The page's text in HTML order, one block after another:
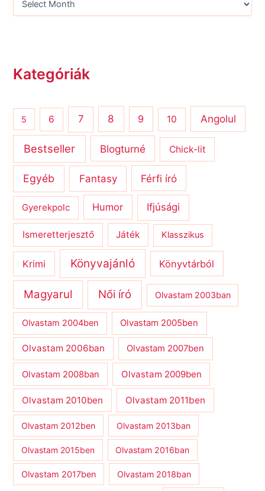
Kategóriák
5 6 7 8 9 10 Angolul
Bestseller Blogturné Chick-lit
Egyéb Fantasy Férfi író
Gyerekpolc Humor Ifjúsági
Ismeretterjesztő Játék Klasszikus
Krimi Könyvajánló Könyvtárból
Magyarul Női író Olvastam 2003ban
Olvastam 2004ben Olvastam 2005ben
Olvastam 2006ban Olvastam 2007ben
Olvastam 2008ban Olvastam 2009ben
Olvastam 2010ben Olvastam 2011ben
Olvastam 2012ben Olvastam 2013ban
Olvastam 2015ben Olvastam 2016ban
Olvastam 2017ben Olvastam 2018ban